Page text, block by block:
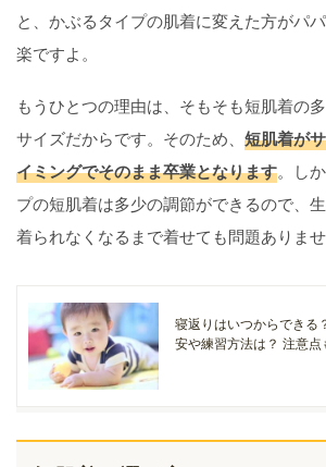
と、かぶるタイプの肌着に変えた方がパ
楽ですよ。
もうひとつの理由は、そもそも短肌着の
サイズだからです。そのため、 短肌着が
イミングでそのまま卒業となります。し
プの短肌着は多少の調節ができるので、
着られなくなるまで着せても問題ありませ
寝返りはいつからできる
安や練習方法は？ 注意点